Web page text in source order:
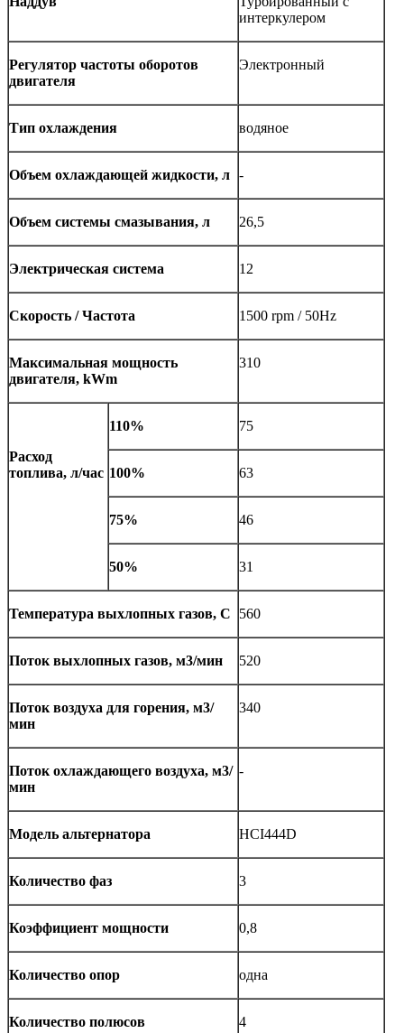
интеркулером
Регулятор частоты оборотов
двигателя
Электронный
Тип охлаждения водяное
Объем охлаждающей жидкости, л -
Объем системы смазывания, л 26,5
Электрическая система 12
Скорость / Частота 1500 rpm / 50Hz
Максимальная мощность
двигателя, kWm
310
Расход
топлива, л/час
110% 75
100% 63
75% 46
50% 31
Температура выхлопных газов, С 560
Поток выхлопных газов, м3/мин 520
Поток воздуха для горения, м3/
мин
340
Поток охлаждающего воздуха, м3/
мин
-
Модель альтернатора HCI444D
Количество фаз 3
Коэффициент мощности 0,8
Количество опор одна
Количество полюсов 4